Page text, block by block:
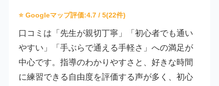
⭐ Googleマップ評価:4.7/ 5(22件)
口コミは「先生が親切丁寧」「初心者でも通い
やすい」「手ぶらで通える手軽さ」への満足が
中心です。指導のわかりやすさと、好きな時間
に練習できる自由度を評価する声が多く、初心